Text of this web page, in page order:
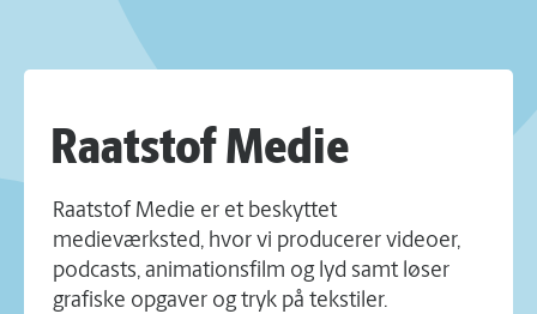
Raatstof Medie
Raatstof Medie er et beskyttet
medieværksted, hvor vi producerer videoer,
podcasts, animationsfilm og lyd samt løser
grafiske opgaver og tryk på tekstiler.